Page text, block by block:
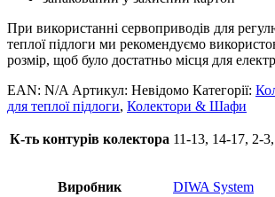
При використанні сервоприводів для
теплої підлоги ми рекомендуємо
розмір, щоб було достатньо місця для
EAN: N/A Артикул: Невідомо Категорії:
для теплої підлоги, Колектори & Шафи
К-ть контурів колектора 11-13, 14-17, 2-
Виробник DIWA System